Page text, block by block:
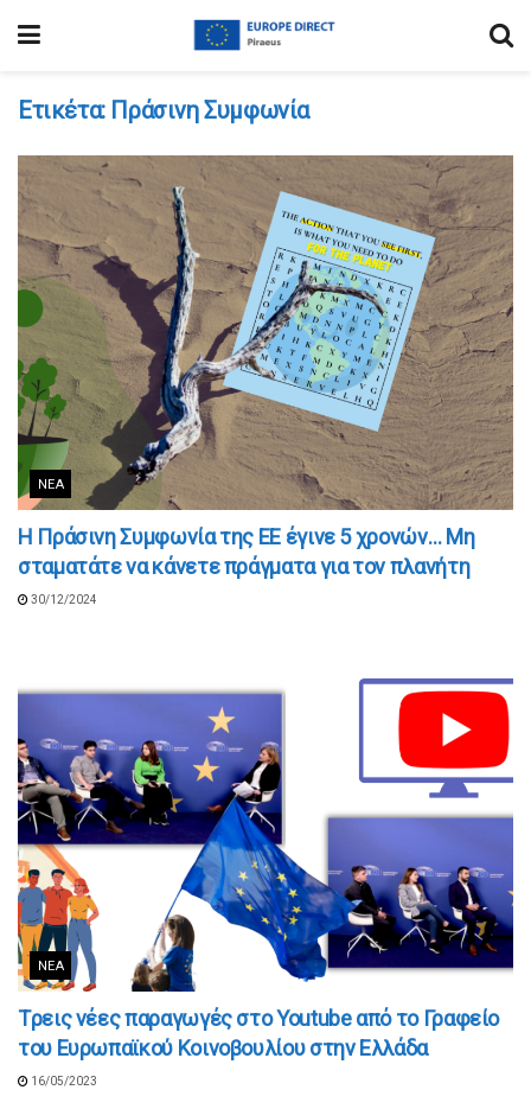
Ετικέτα: Πράσινη Συμφωνία
ΝΈΑ
Η Πράσινη Συμφωνία της ΕΕ έγινε 5 χρονών… Μη
σταματάτε να κάνετε πράγματα για τον πλανήτη
30/12/2024
ΝΈΑ
Tρεις νέες παραγωγές στο Youtube από το Γραφείο
του Ευρωπαϊκού Κοινοβουλίου στην Ελλάδα
16/05/2023